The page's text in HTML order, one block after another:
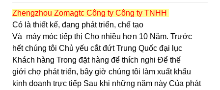
Zhengzhou Zomagtc Công ty Công ty TNHH
Có là thiết kế, đang phát triển, chế tạo
Và máy móc tiếp thị Cho nhiều hơn 10 Năm. Trước
hết chúng tôi Chủ yếu cắt đứt Trung Quốc đại lục
Khách hàng Trong đặt hàng để thích nghi Để thế
giới chợ phát triển, bây giờ chúng tôi làm xuất khẩu
kinh doanh trực tiếp Sau khi những năm này Của phát